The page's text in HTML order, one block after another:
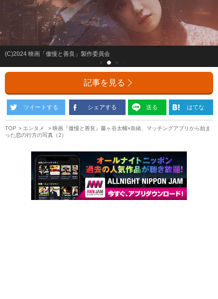
(C)2024 映画「傲慢と善良」製作委員会
記事を見る
ツイートする シェアする 送る はてな
TOP エンタメ
映画『傲慢と善良』藤ヶ谷太輔×奈緒、マッチングアプリから始ま
った恋の行方の写真（2）